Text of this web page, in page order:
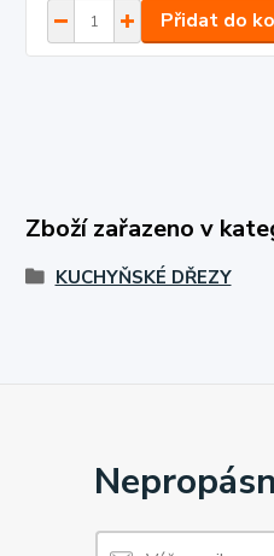
Přidat do
Zboží zařazeno v
KUCHYŇSKÉ DŘEZY